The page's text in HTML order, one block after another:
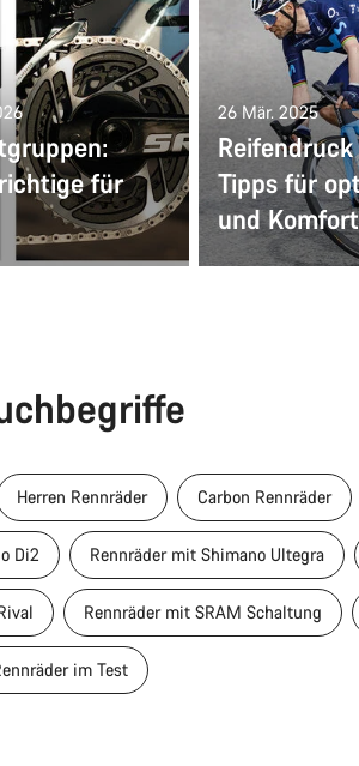
für
26 Mär. 2025
Tipps für
und Komfort
Herren Rennräder Carbon Rennräder
Di2 Rennräder mit Shimano Ultegra
Rennräder mit SRAM Schaltung
im Test